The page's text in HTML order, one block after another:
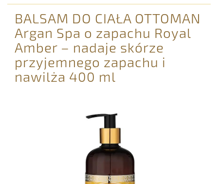
BALSAM DO CIAŁA OTTOMAN
Argan Spa o zapachu Royal
Amber – nadaje skórze
przyjemnego zapachu i
nawilża 400 ml